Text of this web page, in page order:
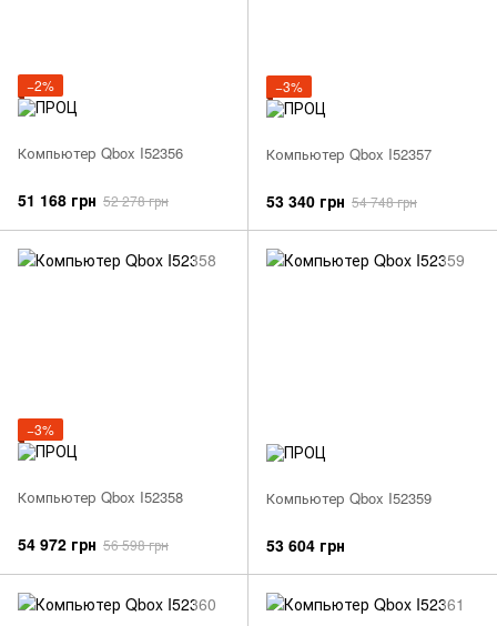
−2%
Компьютер Qbox I52356
51 168 грн 52 278 грн
−3%
Компьютер Qbox I52357
53 340 грн 54 748 грн
−3%
Компьютер Qbox I52358
54 972 грн 56 598 грн
Компьютер Qbox I52359
53 604 грн